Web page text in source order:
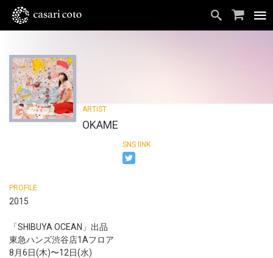
OKAME
2015
「SHIBUYA OCEAN」出品
東急ハンズ渋谷店1Aフロア
8月6日(木)〜12日(水)